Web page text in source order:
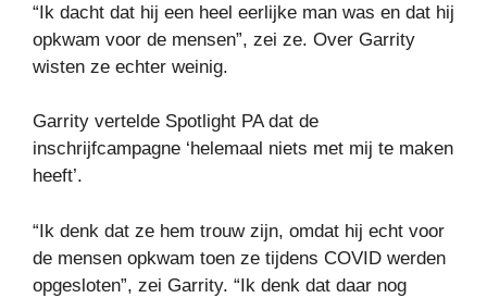
“Ik dacht dat hij een heel eerlijke man was en dat hij
opkwam voor de mensen”, zei ze. Over Garrity
wisten ze echter weinig.
Garrity vertelde Spotlight PA dat de
inschrijfcampagne ‘helemaal niets met mij te maken
heeft’.
“Ik denk dat ze hem trouw zijn, omdat hij echt voor
de mensen opkwam toen ze tijdens COVID werden
opgesloten”, zei Garrity. “Ik denk dat daar nog